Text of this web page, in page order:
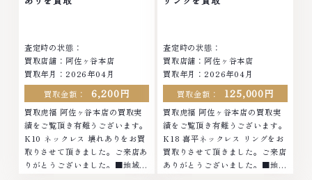
中無休
査定時の状態：
買取店舗：阿佐ヶ谷本店
買取年月：2026年04月
買取金額：
6,200円
買取虎福 阿佐ヶ谷本店の買取実
績をご覧頂き有難うございます。
K10 ネックレス 壊れありをお買
取りさせて頂きました。ご来店あ
りがとうございました。■地域買
査定時の状態：
買取店舗：阿佐ヶ谷本店
買取年月：2026年04月
買取金額：
125,000円
買取虎福 阿佐ヶ谷本店の買取実
績をご覧頂き有難うございます。
K18 喜平ネックレス リングをお
買取りさせて頂きました。ご来店
ありがとうございました。■地域